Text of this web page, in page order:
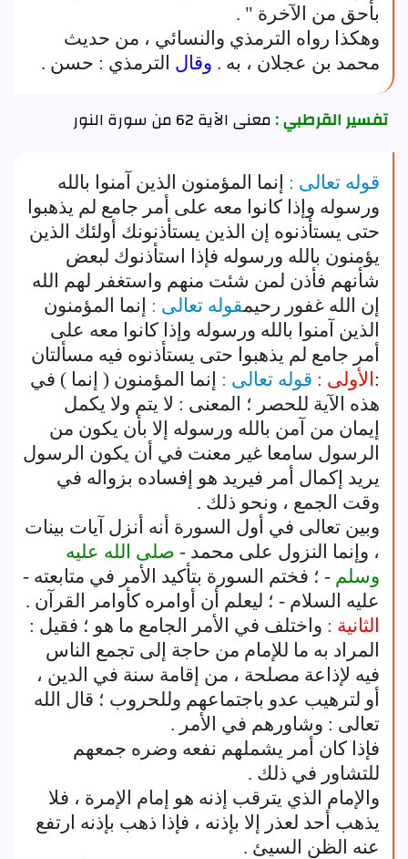
بأحق من الآخرة " .
وهكذا رواه الترمذي والنسائي ، من حديث
محمد بن عجلان ، به . وقال الترمذي : حسن .
تفسير القرطبي :معنى الآية 62 من سورة النور
قوله تعالى : إنما المؤمنون الذين آمنوا بالله
ورسوله وإذا كانوا معه على أمر جامع لم يذهبوا
حتى يستأذنوه إن الذين يستأذنونك أولئك الذين
يؤمنون بالله ورسوله فإذا استأذنوك لبعض
شأنهم فأذن لمن شئت منهم واستغفر لهم الله
إن الله غفور رحيمقوله تعالى : إنما المؤمنون
الذين آمنوا بالله ورسوله وإذا كانوا معه على
أمر جامع لم يذهبوا حتى يستأذنوه فيه مسألتان
: الأولى : قوله تعالى : إنما المؤمنون ( إنما ) في
هذه الآية للحصر ؛ المعنى : لا يتم ولا يكمل
إيمان من آمن بالله ورسوله إلا بأن يكون من
الرسول سامعا غير معنت في أن يكون الرسول
يريد إكمال أمر فيريد هو إفساده بزواله في
وقت الجمع ، ونحو ذلك .
وبين تعالى في أول السورة أنه أنزل آيات بينات
، وإنما النزول على محمد - صلى الله عليه
وسلم - ؛ فختم السورة بتأكيد الأمر في متابعته -
عليه السلام - ؛ ليعلم أن أوامره كأوامر القرآن .
الثانية : واختلف في الأمر الجامع ما هو ؛ فقيل :
المراد به ما للإمام من حاجة إلى تجمع الناس
فيه لإذاعة مصلحة ، من إقامة سنة في الدين ،
أو لترهيب عدو باجتماعهم وللحروب ؛ قال الله
تعالى : وشاورهم في الأمر .
فإذا كان أمر يشملهم نفعه وضره جمعهم
للتشاور في ذلك .
والإمام الذي يترقب إذنه هو إمام الإمرة ، فلا
يذهب أحد لعذر إلا بإذنه ، فإذا ذهب بإذنه ارتفع
عنه الظن السيئ .